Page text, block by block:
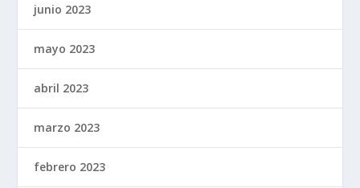
junio 2023
mayo 2023
abril 2023
marzo 2023
febrero 2023